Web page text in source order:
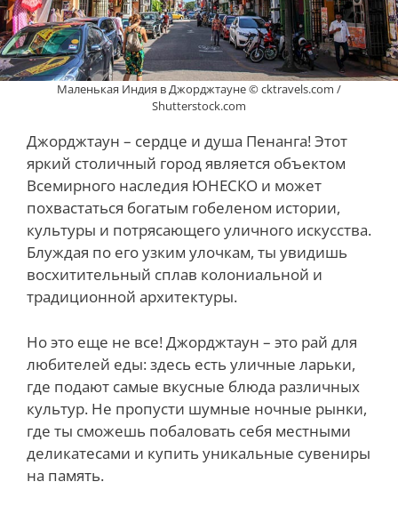
Маленькая Индия в Джорджтауне © cktravels.com /
Shutterstock.com
Джорджтаун – сердце и душа Пенанга! Этот
яркий столичный город является объектом
Всемирного наследия ЮНЕСКО и может
похвастаться богатым гобеленом истории,
культуры и потрясающего уличного искусства.
Блуждая по его узким улочкам, ты увидишь
восхитительный сплав колониальной и
традиционной архитектуры.
Но это еще не все! Джорджтаун – это рай для
любителей еды: здесь есть уличные ларьки,
где подают самые вкусные блюда различных
культур. Не пропусти шумные ночные рынки,
где ты сможешь побаловать себя местными
деликатесами и купить уникальные сувениры
на память.